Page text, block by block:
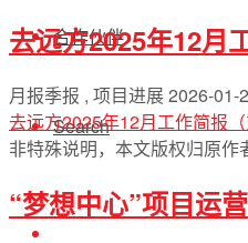
合作伙伴
Search
去远方2025年12月
月报季报 , 项目进展2026-01-
去远方2025年12月工作简报（
非特殊说明，本文版权归原作
“梦想中心”项目运